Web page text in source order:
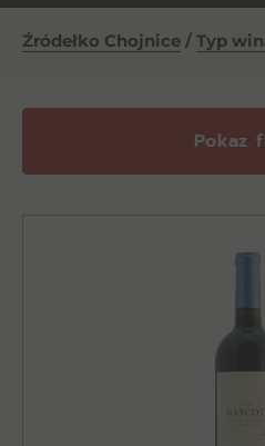
Źródełko Chojnice / Typ
Pokaz